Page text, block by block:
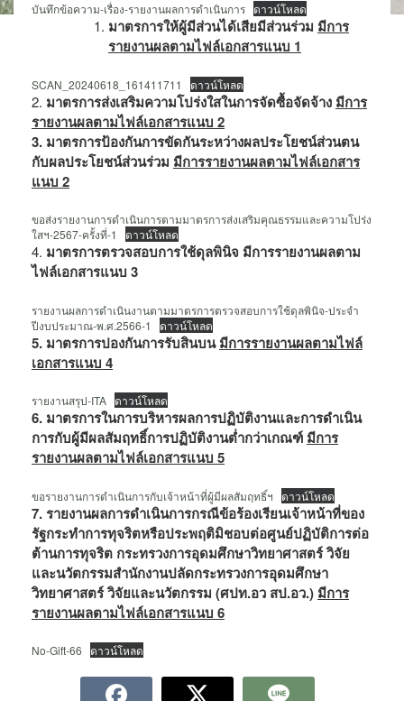
บันทึกข้อความ-เรื่อง-รายงานผลการดำเนินการ ดาวน์โหลด
มาตรการให้ผู้มีส่วนได้เสียมีส่วนร่วม มีการ
รายงานผลตามไฟล์เอกสารแนบ 1
SCAN_20240618_161411711 ดาวน์โหลด
2. มาตรการส่งเสริมความโปร่งใสในการจัดซื้อจัดจ้าง มีการ
รายงานผลตามไฟล์เอกสารแนบ 2
3. มาตรการป้องกันการขัดกันระหว่างผลประโยชน์ส่วนตน
กับผลประโยชน์ส่วนร่วม มีการรายงานผลตามไฟล์เอกสาร
แนบ 2
ขอส่งรายงานการดำเนินการตามมาตรการส่งเสริมคุณธรรมและความโปร่ง
ใสฯ-2567-ครั้งที่-1
ดาวน์โหลด
4. มาตรการตรวจสอบการใช้ดุลพินิจ มีการรายงานผลตาม
ไฟล์เอกสารแนบ 3
รายงานผลการดำเนินงานตามมาตรการตรวจสอบการใช้ดุลพินิจ-ประจำ
ปีงบประมาณ-พ.ศ.2566-1
ดาวน์โหลด
5. มาตรการปองกันการรับสินบนมีการรายงานผลตามไฟล์
เอกสารแนบ 4
รายงานสรุป-ITA ดาวน์โหลด
6. มาตรการในการบริหารผลการปฏิบัติงานและการดำเนิน
การกับผู้มีผลสัมฤทธิ์การปฏิบัติงานต่ำกว่าเกณฑ์ มีการ
รายงานผลตามไฟล์เอกสารแนบ 5
ขอรายงานการดำเนินการกับเจ้าหน้าที่ผู้มีผลสัมฤทธิ์ฯ ดาวน์โหลด
7. รายงานผลการดำเนินการกรณีข้อร้องเรียนเจ้าหน้าที่ของ
รัฐกระทำการทุจริตหรือประพฤติมิชอบต่อศูนย์ปฏิบัติการต่อ
ต้านการทุจริต กระทรวงการอุดมศึกษาวิทยาศาสตร์ วิจัย
และนวัตกรรมสำนักงานปลัดกระทรวงการอุดมศึกษา
วิทยาศาสตร์ วิจัยและนวัตกรรม (ศปท.อว สป.อว.) มีการ
รายงานผลตามไฟล์เอกสารแนบ 6
No-Gift-66 ดาวน์โหลด